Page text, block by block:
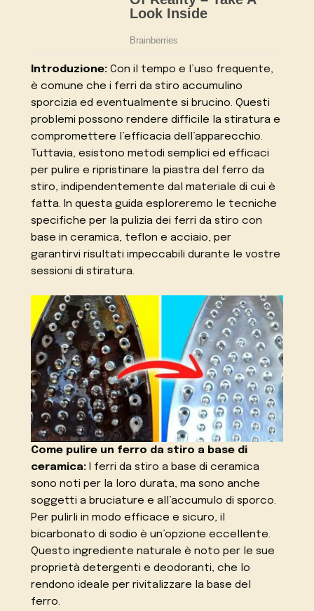
Introduzione: Con il tempo e l’uso frequente,
è comune che i ferri da stiro accumulino
sporcizia ed eventualmente si brucino. Questi
problemi possono rendere difficile la stiratura e
compromettere l’efficacia dell’apparecchio.
Tuttavia, esistono metodi semplici ed efficaci
per pulire e ripristinare la piastra del ferro da
stiro, indipendentemente dal materiale di cui è
fatta. In questa guida esploreremo le tecniche
specifiche per la pulizia dei ferri da stiro con
base in ceramica, teflon e acciaio, per
garantirvi risultati impeccabili durante le vostre
sessioni di stiratura.
Come pulire un ferro da stiro a base di
ceramica: I ferri da stiro a base di ceramica
sono noti per la loro durata, ma sono anche
soggetti a bruciature e all’accumulo di sporco.
Per pulirli in modo efficace e sicuro, il
bicarbonato di sodio è un’opzione eccellente.
Questo ingrediente naturale è noto per le sue
proprietà detergenti e deodoranti, che lo
rendono ideale per rivitalizzare la base del
ferro.